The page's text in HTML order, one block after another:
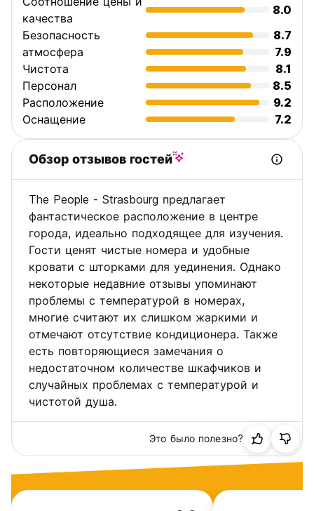
качества
8.0
Безопасность
8.7
атмосфера
7.9
Чистота
8.1
Персонал
8.5
Расположение
9.2
Оснащение
7.2
Обзор отзывов гостей
The People - Strasbourg предлагает
фантастическое расположение в центре
города, идеально подходящее для изучения.
Гости ценят чистые номера и удобные
кровати с шторками для уединения. Однако
некоторые недавние отзывы упоминают
проблемы с температурой в номерах,
многие считают их слишком жаркими и
отмечают отсутствие кондиционера. Также
есть повторяющиеся замечания о
недостаточном количестве шкафчиков и
случайных проблемах с температурой и
чистотой душа.
Это было полезно?